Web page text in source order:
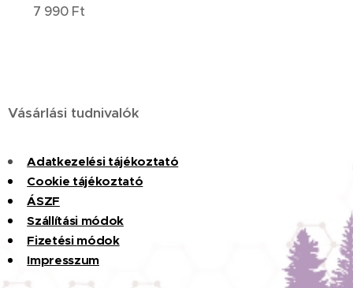
7 990Ft
Vásárlási tudnivalók
Adatkezelési tájékoztató
Cookie tájékoztató
ÁSZF
Szállítási módok
Fizetési módok
Impresszum